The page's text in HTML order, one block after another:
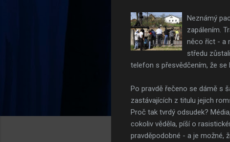
Neznámý
zapálením.
něco říct - a
středu
telefon s přesvědčením, že se
Po pravdě řečeno se dámě s
zastávajících z titulu jejich
Proč tak tvrdý odsudek?
cokoliv věděla, píší o
pravděpodobné - a je možné,